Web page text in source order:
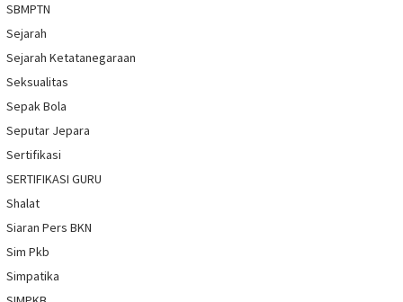
SBMPTN
Sejarah
Sejarah Ketatanegaraan
Seksualitas
Sepak Bola
Seputar Jepara
Sertifikasi
SERTIFIKASI GURU
Shalat
Siaran Pers BKN
Sim Pkb
Simpatika